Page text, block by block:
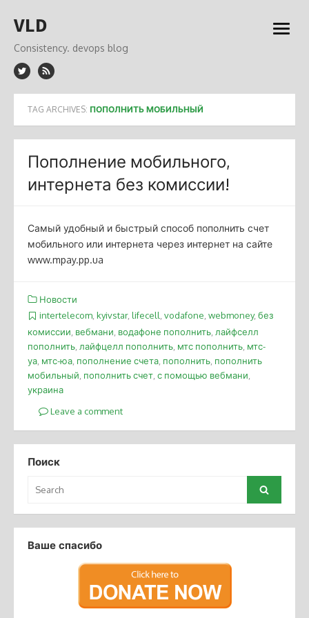
to
VLD
Consistency. devops blog
open
TAG ARCHIVES: ПОПОЛНИТЬ МОБИЛЬНЫЙ
Пополнение мобильного,
интернета без комиссии!
Самый удобный и быстрый способ пополнить счет
мобильного или интернета через интернет на сайте
www.mpay.pp.ua
Новости
intertelecom, kyivstar, lifecell, vodafone, webmoney, без
комиссии вебмани водафоне пополнить лайфселл
пополнить лайфцелл пополнить мтс пополнить мтс-
уа мтс-юа пополнение счета пополнить пополнить
мобильный пополнить счет с помощью вебмани
украина
Leave a comment
Поиск
for:
Search
Ваше спасибо